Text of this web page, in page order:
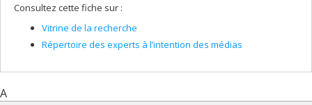
Consultez cette fiche sur :
Vitrine de la recherche
Répertoire des experts à l’intention des médias
A